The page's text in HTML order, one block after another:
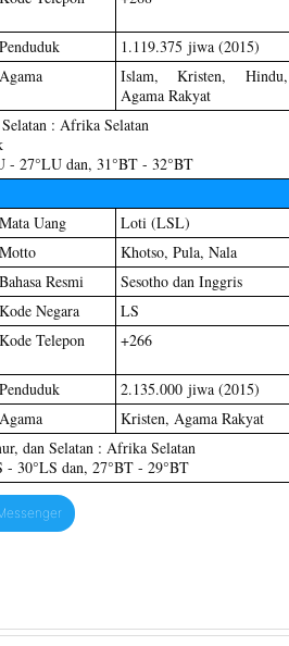
Penduduk
1.119.375 jiwa (2015)
Agama
Islam, Kristen, Hindu,
Agama Rakyat
: Afrika Selatan
- 27°LU dan, 31°BT - 32°BT
Mata Uang
Loti (LSL)
Motto
Khotso, Pula, Nala
Bahasa Resmi
Sesotho dan Inggris
Kode Negara
LS
Kode Telepon +266
Penduduk
2.135.000 jiwa (2015)
Agama
Kristen, Agama Rakyat
dan Selatan : Afrika Selatan
30°LS dan, 27°BT - 29°BT